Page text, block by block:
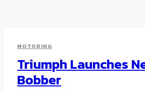
MOTORING
Triumph Launches
Bobber